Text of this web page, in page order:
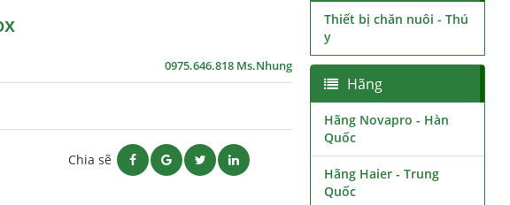
0975.646.818 Ms.Nhung
Chia sẽ
Thiết bị chăn nuôi - Thú
y
Hãng
Hãng Novapro - Hàn
Quốc
Hãng Haier - Trung
Quốc